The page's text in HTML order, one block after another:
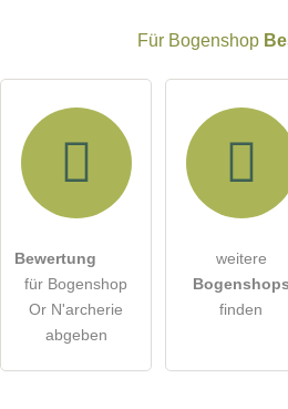
E-Mail-Adresse (wird nicht
Hiermit akzeptiere ich dieAGB
Die Datenschutzerklärung habe ich
Für Bogenshop
Bewertung
für Bogenshop
Or N'archerie
abgeben
weitere
Bogenshops
finden